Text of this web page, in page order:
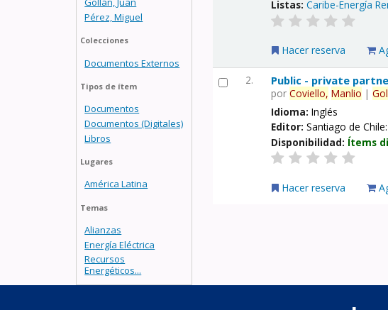
Pérez, Miguel
Colecciones
Documentos Externos
Tipos de ítem
Documentos
Documentos (Digitales)
Libros
Lugares
América Latina
Temas
Alianzas
Energía Eléctrica
Recursos
Energéticos...
Listas: Caribe-Energía
Hacer reserva
2. Public - private
porCoviello, Manlio |
Idioma:Inglés
Editor:Santiago de
Disponibilidad: Ítems
Hacer reserva